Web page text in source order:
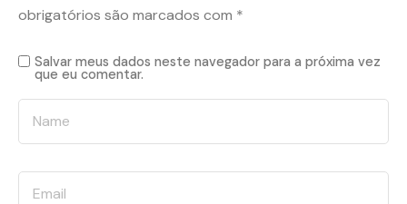
obrigatórios são marcados com *
Salvar meus dados neste navegador para a próxima vez
que eu comentar.